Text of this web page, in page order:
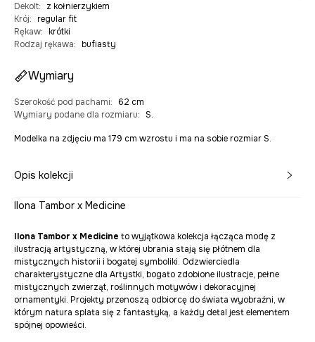
Dekolt:
z kołnierzykiem
Krój: regular fit
Rękaw: krótki
Rodzaj rękawa: bufiasty
Wymiary
Szerokość pod pachami:
62 cm
Wymiary podane dla rozmiaru: S.
Modelka na zdjęciu ma 179 cm wzrostu i ma na sobie rozmiar S.
Opis kolekcji
Ilona Tambor x Medicine
Ilona Tambor x Medicine to wyjątkowa kolekcja łącząca modę z
ilustracją artystyczną, w której ubrania stają się płótnem dla
mistycznych historii i bogatej symboliki. Odzwierciedla
charakterystyczne dla Artystki, bogato zdobione ilustracje, pełne
mistycznych zwierząt, roślinnych motywów i dekoracyjnej
ornamentyki. Projekty przenoszą odbiorcę do świata wyobraźni, w
którym natura splata się z fantastyką, a każdy detal jest elementem
spójnej opowieści.